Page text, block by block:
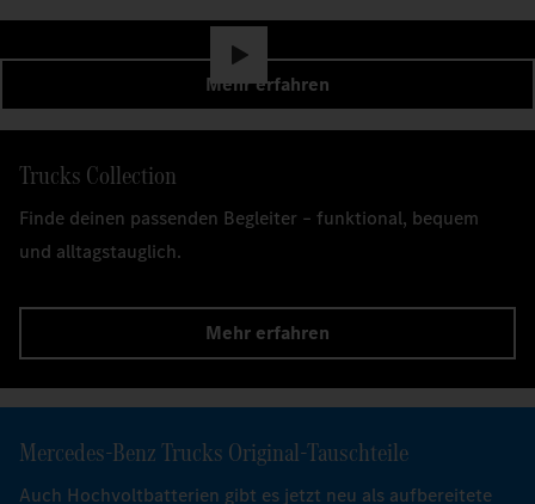
Mehr erfahren